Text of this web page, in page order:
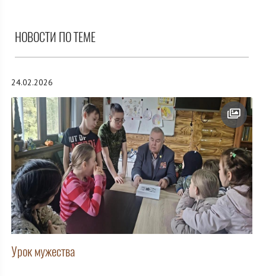
НОВОСТИ ПО ТЕМЕ
24.02.2026
Урок мужества